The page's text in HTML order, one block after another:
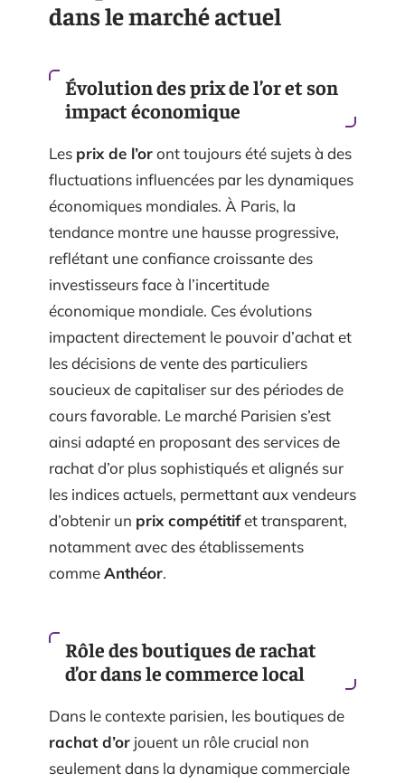
dans le marché actuel
Évolution des prix de l’or et son
impact économique
Les prix de l’oront toujours été sujets à des
fluctuations influencées par les dynamiques
économiques mondiales. À Paris, la
tendance montre une hausse progressive,
reflétant une confiance croissante des
investisseurs face à l’incertitude
économique mondiale. Ces évolutions
impactent directement le pouvoir d’achat et
les décisions de vente des particuliers
soucieux de capitaliser sur des périodes de
cours favorable. Le marché Parisien s’est
ainsi adapté en proposant des services de
rachat d’or plus sophistiqués et alignés sur
les indices actuels, permettant aux vendeurs
d’obtenir un prix compétitifet transparent,
notamment avec des établissements
commeAnthéor.
Rôle des boutiques de rachat
d’or dans le commerce local
Dans le contexte parisien, les boutiques de
rachat d’or jouent un rôle crucial non
seulement dans la dynamique commerciale